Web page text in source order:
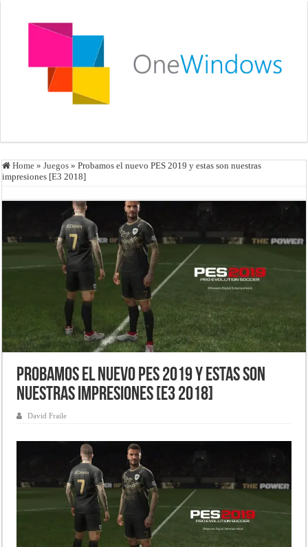
Home » Juegos » Probamos el nuevo PES 2019 y estas son nuestras
impresiones [E3 2018]
Probamos el nuevo PES 2019 y estas son
nuestras impresiones [E3 2018]
David Fraile